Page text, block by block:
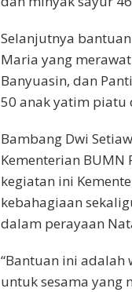
Selanjutnya
Maria yang
Banyuasin, dan
50 anak yatim piatu
Bambang Dwi
Kementerian
kegiatan ini
kebahagiaan
dalam perayaan
“Bantuan ini
untuk sesama yang